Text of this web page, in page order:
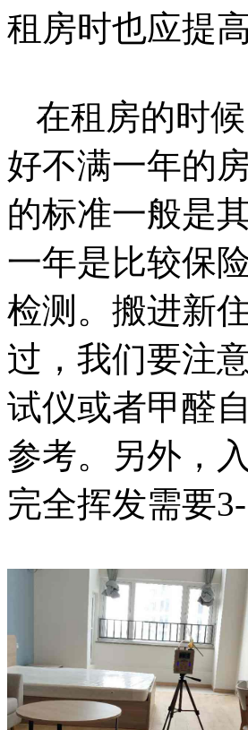
租房时也应提
在租房的时候
好不满一年的
的标准一般是
一年是比较保
检测。搬进新
过，我们要注
试仪或者甲醛
参考。另外，
完全挥发需要